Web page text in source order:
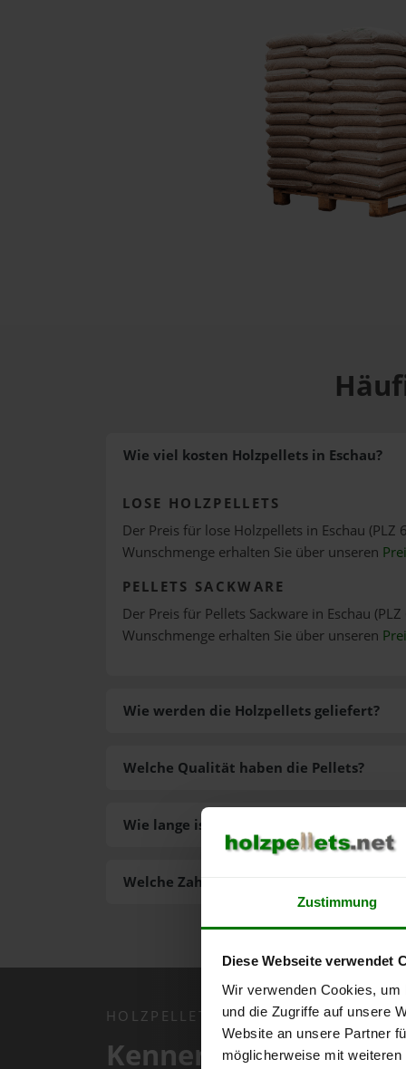
Zustimmung
Diese Webseite verwendet
Wir verwenden Cookies,
und die Zugriffe auf unsere
Website an unsere Partner
möglicherweise mit
Wie viel kosten Holzpellets in Eschau?
LOSE HOLZPELLETS
Der Preis für lose Holzpellets in Eschau (PLZ
Wunschmenge erhalten Sie über unseren
PELLETS SACKWARE
Der Preis für Pellets Sackware in Eschau
Wunschmenge erhalten Sie über unseren
Wie werden die Holzpellets geliefert?
Welche Zahlungsarten gibt es?
Welche Qualität haben die Pellets?
Wie lange ist die Lieferzeit der Pellets?
HOLZPELLETS.NET APP
Kennen Sie schon